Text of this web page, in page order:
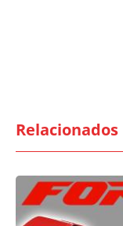
Relacionados